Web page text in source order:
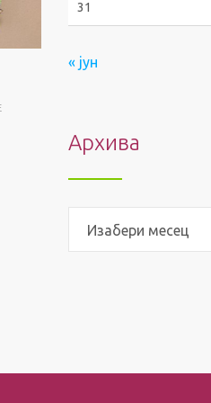
31
« јун
Архива
Изабери месец